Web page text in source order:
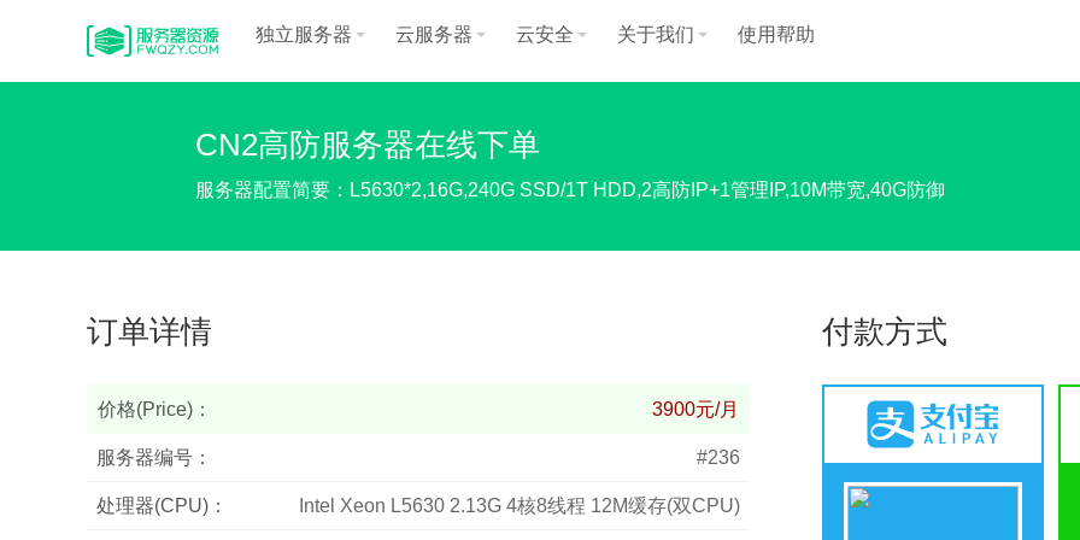
独立服务器 云服务器 云安全 关于我们 使用帮助
CN2高防服务器在线下单
服务器配置简要：L5630*2,16G,240G SSD/1T HDD,2高防IP+1管理IP,10M带宽,40G防御
订单详情
价格(Price)： 3900元/月
服务器编号： #236
处理器(CPU)： Intel Xeon L5630 2.13G 4核8线程 12M缓存(双CPU)
付款方式